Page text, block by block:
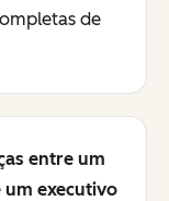
de
entre um
um executivo